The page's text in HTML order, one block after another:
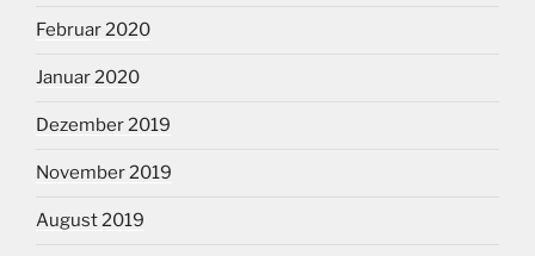
Februar 2020
Januar 2020
Dezember 2019
November 2019
August 2019